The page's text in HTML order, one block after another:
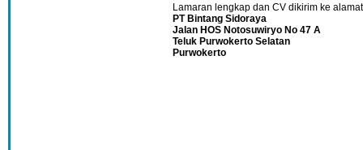
Lamaran lengkap dan CV dikirim ke
PT Bintang Sidoraya
Jalan HOS Notosuwiryo No 47 A
Teluk Purwokerto Selatan
Purwokerto